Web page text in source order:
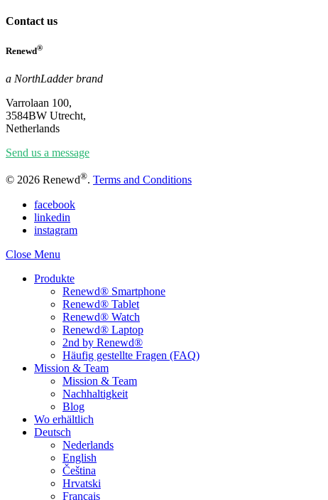
Contact us
Renewd®
a NorthLadder brand
Varrolaan 100,
3584BW Utrecht,
Netherlands
Send us a message
© 2026 Renewd®. Terms and Conditions
facebook
linkedin
instagram
Close Menu
Produkte
Renewd® Smartphone
Renewd® Tablet
Renewd® Watch
Renewd® Laptop
2nd by Renewd®
Häufig gestellte Fragen (FAQ)
Mission & Team
Mission & Team
Nachhaltigkeit
Blog
Wo erhältlich
Deutsch
Nederlands
English
Čeština
Hrvatski
Français